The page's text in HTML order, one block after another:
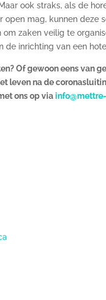
ook straks, als de
open mag, kunnen deze
zaken veilig te
de inrichting van een
Of gewoon eens van
leven na de
ons op via